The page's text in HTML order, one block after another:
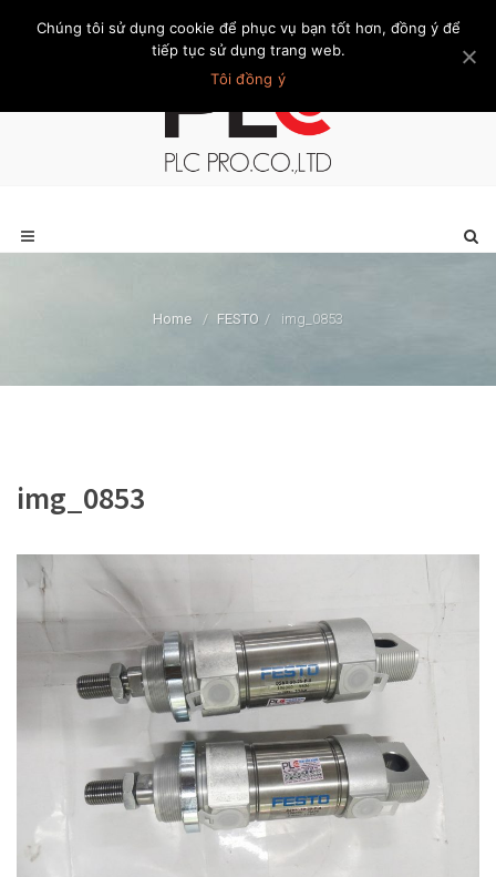
Trang chủ Giới thiệu Khách hàng Liên hệ Thành viên
Home / FESTO / img_0853
img_0853
Chúng tôi sử dụng cookie để phục vụ bạn tốt hơn, đồng ý để
tiếp tục sử dụng trang web.
Tôi đồng ý